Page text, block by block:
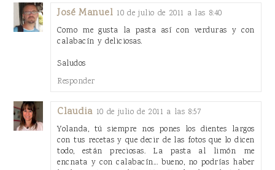
José Manuel 10 de julio de 2011 a las 8:40
Como me gusta la pasta así con verduras y con
calabacín y deliciosas.
Saludos
Responder
Claudia 10 de julio de 2011 a las 8:57
Yolanda, tú siempre nos pones los dientes largos
con tus recetas y que decir de las fotos que lo dicen
todo, están preciosas. La pasta al limón me
encnata y con calabacín... bueno, no podrías haber